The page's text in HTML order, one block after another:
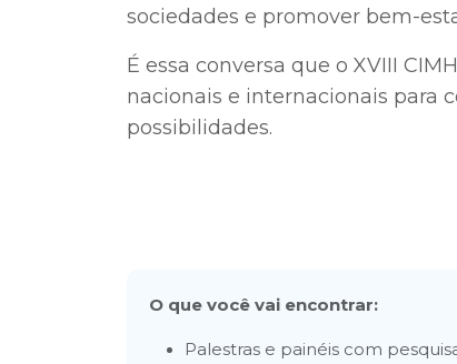
sociedades e promover bem-
É essa conversa que o XVIII
nacionais e internacionais para
possibilidades.
O que você vai encontrar:
Palestras e painéis com